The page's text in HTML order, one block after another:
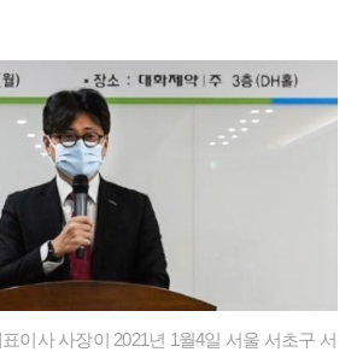
이사 사장이 2021년 1월4일 서울 서초구 서